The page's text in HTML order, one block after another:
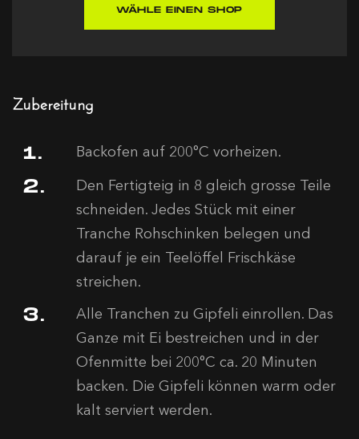
WÄHLE EINEN SHOP
Zubereitung
Backofen auf 200°C vorheizen.
Den Fertigteig in 8 gleich grosse Teile
schneiden. Jedes Stück mit einer
Tranche Rohschinken belegen und
darauf je ein Teelöffel Frischkäse
streichen.
Alle Tranchen zu Gipfeli einrollen. Das
Ganze mit Ei bestreichen und in der
Ofenmitte bei 200°C ca. 20 Minuten
backen. Die Gipfeli können warm oder
kalt serviert werden.